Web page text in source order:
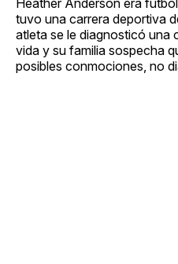
tuvo una carrera deportiva
atleta se le diagnosticó una
vida y su familia sospecha
posibles conmociones, no